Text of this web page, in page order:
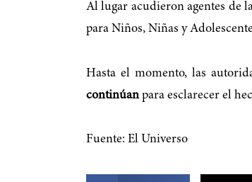
Al lugar acudieron agentes de
para Niños, Niñas y
Hasta el momento, las
continúanpara esclarecer el
Fuente: El Universo